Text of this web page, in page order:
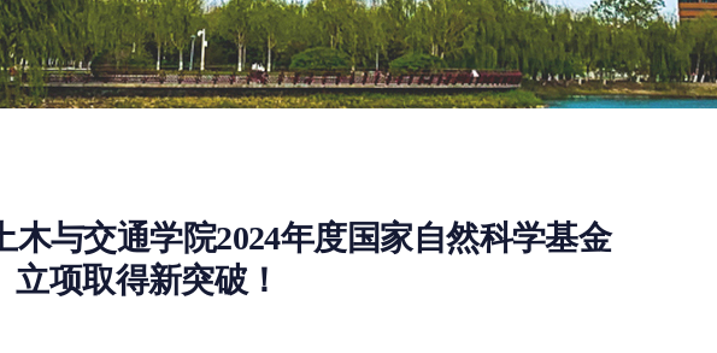
木与交通学院2024年度国家自然科学基金
立项取得新突破！